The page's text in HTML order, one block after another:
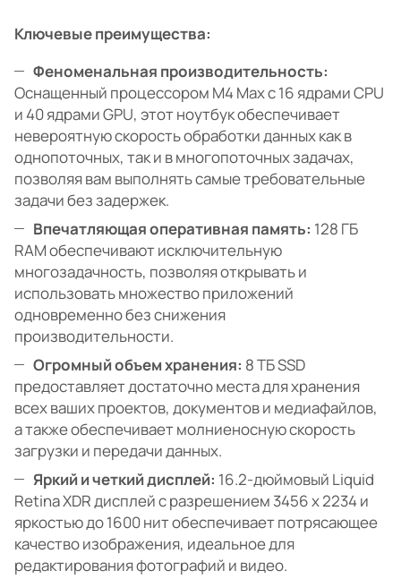
Ключевые преимущества:
Феноменальная производительность:
Оснащенный процессором M4 Max с 16 ядрами CPU
и 40 ядрами GPU, этот ноутбук обеспечивает
невероятную скорость обработки данных как в
однопоточных, так и в многопоточных задачах,
позволяя вам выполнять самые требовательные
задачи без задержек.
Впечатляющая оперативная память: 128 ГБ
RAM обеспечивают исключительную
многозадачность, позволяя открывать и
использовать множество приложений
одновременно без снижения
производительности.
Огромный объем хранения: 8 ТБ SSD
предоставляет достаточно места для хранения
всех ваших проектов, документов и медиафайлов,
а также обеспечивает молниеносную скорость
загрузки и передачи данных.
Яркий и четкий дисплей: 16.2-дюймовый Liquid
Retina XDR дисплей с разрешением 3456 x 2234 и
яркостью до 1600 нит обеспечивает потрясающее
качество изображения, идеальное для
редактирования фотографий и видео.